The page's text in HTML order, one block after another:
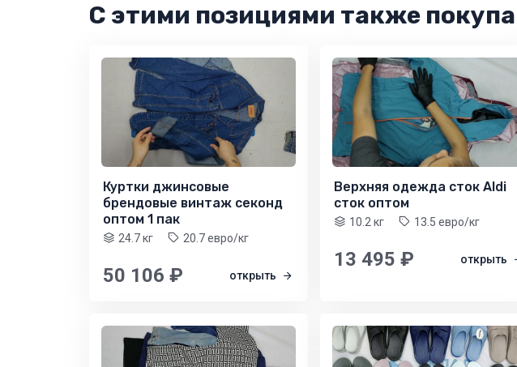
С этими позициями также
Куртки джинсовые
брендовые винтаж секонд
оптом 1 пак
24.7 кг 20.7 евро/кг
50 106 ₽ открыть
Верхняя одежда сток Aldi
сток оптом
10.2 кг 13.5 евро/кг
13 495 ₽ открыть